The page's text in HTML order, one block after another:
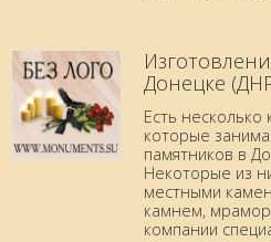
Донецке
Есть несколько
которые
памятников в
Некоторые из
местными
камнем,
компании